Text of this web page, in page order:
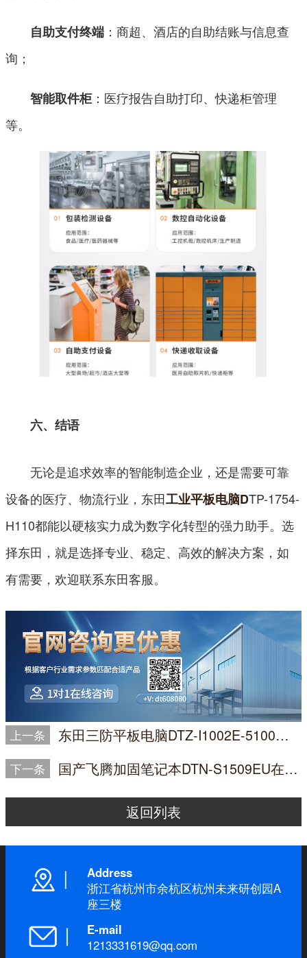
自助支付终端 ：商超、酒店的自助结账与信息查
询；
智能取件柜：医疗报告自助打印、快递柜管理
等。
六、结语
无论是追求效率的智能制造企业，还是需要可靠
设备的医疗、物流行业，东田工业平板电脑DTP-1754-
H110都能以硬核实力成为数字化转型的强力助手。选
择东田，就是选择专业、稳定、高效的解决方案，如
有需要，欢迎联系东田客服。
上一条 东田三防平板电脑DTZ-I1002E-5100助力汽车零配件工厂MES系统升级
下一条 国产飞腾加固笔记本DTN-S1509EU在能源管理安全监测领域的创新实践
返回列表
Address
浙江省杭州市余杭区杭州未来研创园A
座三楼
E-mail
1213331619@qq.com